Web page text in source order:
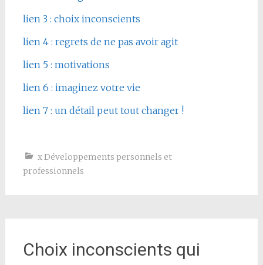
lien 3 : choix inconscients
lien 4 : regrets de ne pas avoir agit
lien 5 : motivations
lien 6 : imaginez votre vie
lien 7 : un détail peut tout changer !
x Développements personnels et
professionnels
Choix inconscients qui